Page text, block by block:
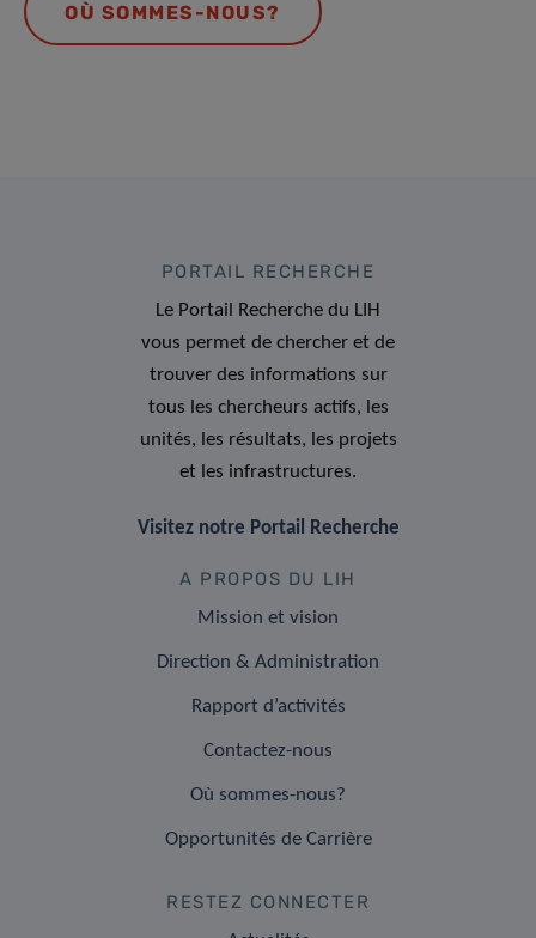
OÙ SOMMES-NOUS?
PORTAIL RECHERCHE
Le Portail Recherche du LIH
vous permet de chercher et de
trouver des informations sur
tous les chercheurs actifs, les
unités, les résultats, les projets
et les infrastructures.
Visitez notre Portail Recherche
A PROPOS DU LIH
Mission et vision
Direction & Administration
Rapport d’activités
Contactez-nous
Où sommes-nous?
Opportunités de Carrière
RESTEZ CONNECTER